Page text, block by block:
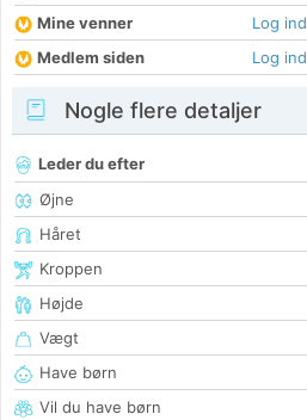
Mine venner
Log ind
Medlem siden
Log ind
Nogle flere detaljer
Leder du efter
Øjne
Håret
Kroppen
Højde
Vægt
Have børn
Vil du have børn